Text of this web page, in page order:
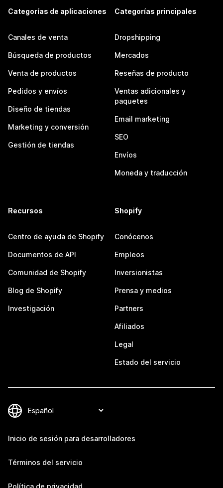
Categorías de aplicaciones
Canales de venta
Búsqueda de productos
Venta de productos
Pedidos y envíos
Diseño de tiendas
Marketing y conversión
Gestión de tiendas
Categorías principales
Dropshipping
Mercados
Reseñas de producto
Ventas adicionales y
paquetes
Email marketing
SEO
Envíos
Moneda y traducción
Recursos
Centro de ayuda de Shopify
Documentos de API
Comunidad de Shopify
Blog de Shopify
Investigación
Shopify
Conócenos
Empleos
Inversionistas
Prensa y medios
Partners
Afiliados
Legal
Estado del servicio
Inicio de sesión para desarrolladores
Términos del servicio